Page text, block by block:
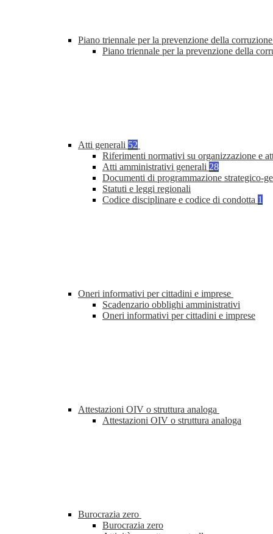
Piano triennale per la prevenzione della
Piano triennale per la prevenzione della
Atti generali 52
Riferimenti normativi su organizzazione e
Atti amministrativi generali 28
Documenti di programmazione strategico-
Statuti e leggi regionali
Codice disciplinare e codice di condotta 1
Oneri informativi per cittadini e imprese
Scadenzario obblighi amministrativi
Oneri informativi per cittadini e imprese
Attestazioni OIV o struttura analoga
Attestazioni OIV o struttura analoga
Burocrazia zero
Burocrazia zero